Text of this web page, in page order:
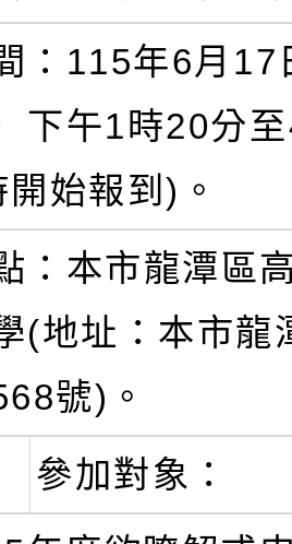
：115年6月17
下午1時20分
開始報到)。
：本市龍潭區
(地址：本市龍
號)。
參加對象：